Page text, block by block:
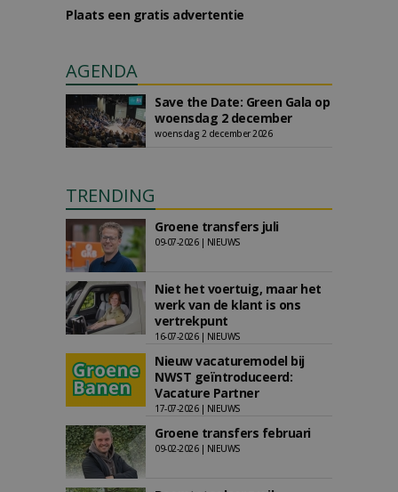
Plaats een gratis advertentie
AGENDA
Save the Date: Green Gala op
woensdag 2 december
woensdag 2 december 2026
TRENDING
Groene transfers juli
09-07-2026 | NIEUWS
Niet het voertuig, maar het
werk van de klant is ons
vertrekpunt
16-07-2026 | NIEUWS
Nieuw vacaturemodel bij
NWST geïntroduceerd:
Vacature Partner
17-07-2026 | NIEUWS
Groene transfers februari
09-02-2026 | NIEUWS